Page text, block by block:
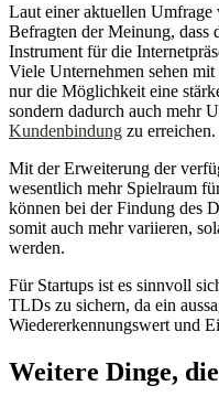
Laut einer aktuellen
Befragten der Meinung, dass
Instrument für die
Viele Unternehmen sehen mit
nur die Möglichkeit eine
sondern dadurch auch mehr
Kundenbindung zu erreichen.
Mit der Erweiterung der
wesentlich mehr Spielraum
können bei der Findung des
somit auch mehr variieren,
werden.
Für Startups ist es sinnvoll
TLDs zu sichern, da ein
Wiedererkennungswert und
Weitere Dinge,